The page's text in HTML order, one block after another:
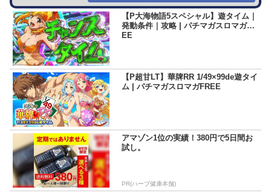
【P大海物語5スペシャル】遊タイム｜
発動条件｜攻略 | パチマガスロマガFR
EE
【P超甘LT】華牌RR 1/49×99de遊タイ
ム | パチマガスロマガFREE
アマゾン1位の実績！380円で5日間お
試し。
PR(ハーブ健康本舗)